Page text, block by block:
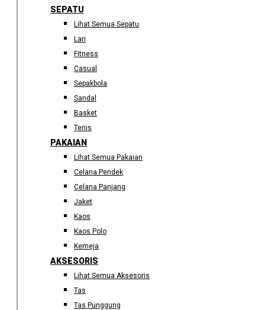
SEPATU
Lihat Semua Sepatu
Lari
Fitness
Casual
Sepakbola
Sandal
Basket
Tenis
PAKAIAN
Lihat Semua Pakaian
Celana Pendek
Celana Panjang
Jaket
Kaos
Kaos Polo
Kemeja
AKSESORIS
Lihat Semua Aksesoris
Tas
Tas Punggung